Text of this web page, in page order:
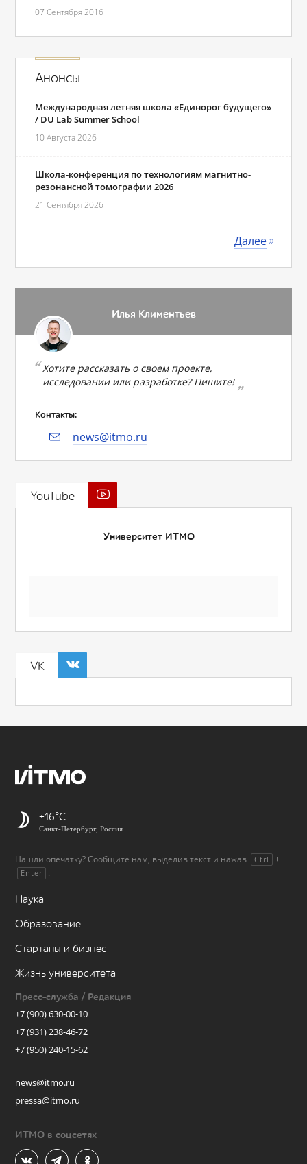
07 Сентября 2016
Анонсы
Международная летняя школа «Единорог будущего»
/ DU Lab Summer School
10 Августа 2026
Школа-конференция по технологиям магнитно-
резонансной томографии 2026
21 Сентября 2026
Далее
Илья Климентьев
Хотите рассказать о своем проекте,
исследовании или разработке? Пишите!
Контакты:
news@itmo.ru
YouTube
Университет ИТМО
VK
+16
Санкт-Петербург, Россия
Нашли опечатку? Сообщите нам, выделив текст и нажав Ctrl +
Enter .
Наука
Образование
Стартапы и бизнес
Жизнь университета
Пресс-служба / Редакция
+7 (900) 630-00-10
+7 (931) 238-46-72
+7 (950) 240-15-62
news@itmo.ru
pressa@itmo.ru
ИТМО в соцсетях